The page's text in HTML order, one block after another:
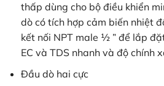
thấp dùng cho bộ điều khiển
dò có tích hợp cảm biến nhiệt
kết nối NPT male ½ ” để lắp
EC và TDS nhanh và độ chính
Đầu dò hai cực